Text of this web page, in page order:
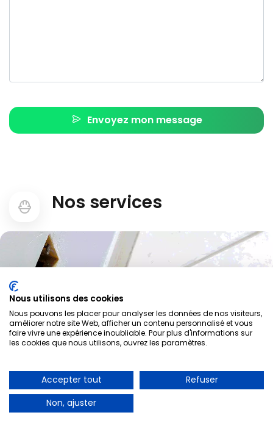
Envoyez mon message
Nos services
Electricien Epinay Sur Seine 93800
A PARTIR DE 30€
Dépannage d’urgence
Nous utilisons des cookies
Nous pouvons les placer pour analyser les données de nos visiteurs,
améliorer notre site Web, afficher un contenu personnalisé et vous
faire vivre une expérience inoubliable. Pour plus d'informations sur
les cookies que nous utilisons, ouvrez les paramètres.
Accepter tout
Refuser
Non, ajuster